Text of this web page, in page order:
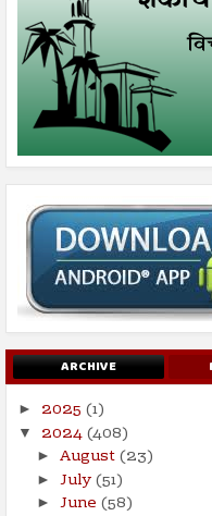
ARCHIVE
► 2025 (1)
▼ 2024(408)
► August(23)
► July(51)
► June (58)